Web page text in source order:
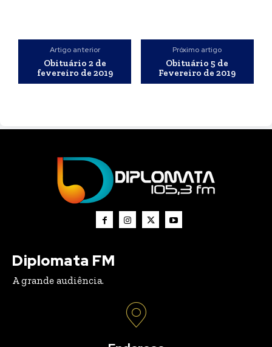
Artigo anterior
Obituário 2 de
fevereiro de 2019
Próximo artigo
Obituário 5 de
Fevereiro de 2019
Diplomata FM
A grande audiência.